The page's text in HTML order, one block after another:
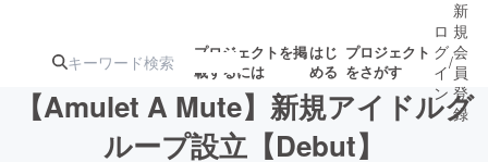
プロジェクトを掲
載するには
はじ
める
プロジェクト
をさがす
ロ
グ
イ
ン
/
新
規
会
員
登
録
【Amulet A Mute】新規アイドルグ
ループ設立【Debut】